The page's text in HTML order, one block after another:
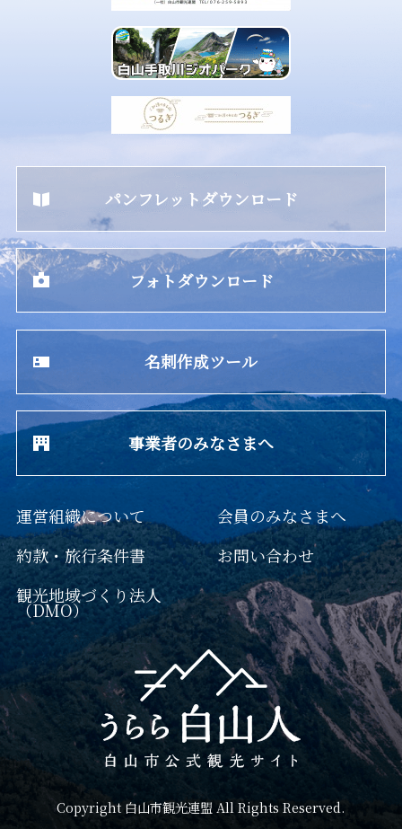
パンフレットダウンロード
フォトダウンロード
名刺作成ツール
事業者のみなさまへ
運営組織について
約款・旅行条件書
観光地域づくり法人
（DMO）
会員のみなさまへ
お問い合わせ
Copyright 白山市観光連盟 All Rights Reserved.